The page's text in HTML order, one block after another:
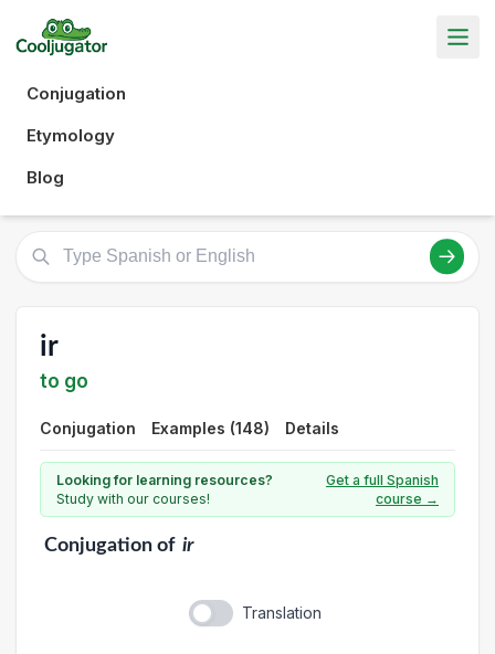
Conjugation
Etymology
Blog
ir
to go
Conjugation Examples (148) Details
Looking for learning resources?
Study with our courses!
Get a full Spanish
course →
Conjugationof ir
Translation